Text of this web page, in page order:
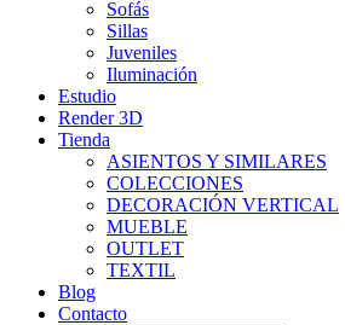
Sofás
Sillas
Juveniles
Iluminación
Estudio
Render 3D
Tienda
ASIENTOS Y SIMILARES
COLECCIONES
DECORACIÓN VERTICAL
MUEBLE
OUTLET
TEXTIL
Blog
Contacto